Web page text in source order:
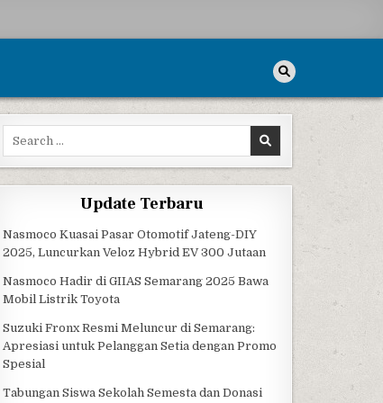
Search for:
Update Terbaru
Nasmoco Kuasai Pasar Otomotif Jateng-DIY
2025, Luncurkan Veloz Hybrid EV 300 Jutaan
Nasmoco Hadir di GIIAS Semarang 2025 Bawa
Mobil Listrik Toyota
Suzuki Fronx Resmi Meluncur di Semarang:
Apresiasi untuk Pelanggan Setia dengan Promo
Spesial
Tabungan Siswa Sekolah Semesta dan Donasi